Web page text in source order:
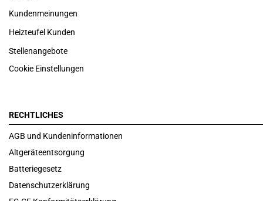
Kundenmeinungen
Heizteufel Kunden
Stellenangebote
Cookie Einstellungen
RECHTLICHES
AGB und Kundeninformationen
Altgeräteentsorgung
Batteriegesetz
Datenschutzerklärung